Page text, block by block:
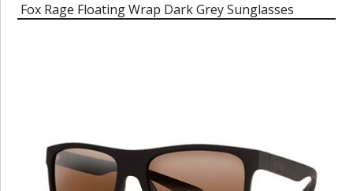
Fox Rage Floating Wrap Dark Grey Sunglasses